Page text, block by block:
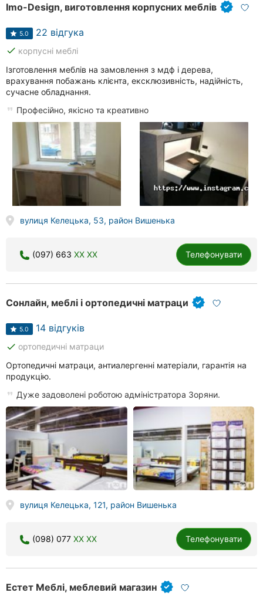
Imo-Design, виготовлення корпусних меблів
5.0 22 відгука
done корпусні меблі
Ізготовлення меблів на замовлення з мдф і дерева,
врахування побажань клієнта, ексклюзивність, надійність,
сучасне обладнання.
Професійно, якісно та креативно
вулиця Келецька, 53, район Вишенька
(097) 663 XX XX Телефонувати
Сонлайн, меблі і ортопедичні матраци
5.0 14 відгуків
done ортопедичні матраци
Ортопедичні матраци, антиалергенні матеріали, гарантія на
продукцію.
Дуже задоволені роботою адміністратора Зоряни.
вулиця Келецька, 121, район Вишенька
(098) 077 XX XX Телефонувати
Естет Меблі, меблевий магазин